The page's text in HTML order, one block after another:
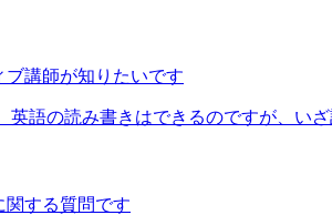
講師が知りたいです
英語の読み書きはできるのですが、い
関する質問です